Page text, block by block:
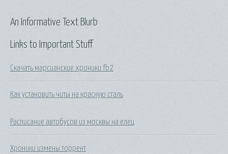
Links to Important Stuff
Скачать марсианские хроники fb2
Как установить читы на красную сталь
Расписание автобусов из москвы на елец
Хроники измены торрент
An Informative Text Blurb